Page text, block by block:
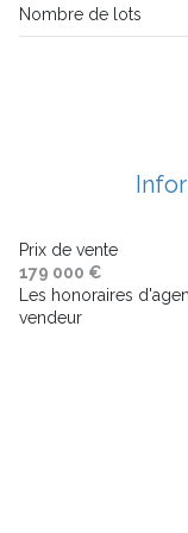
visiophone
interphone
accès handicapé
Nombre de lots
Prix de vente
179 000 €
Les honoraires
vendeur